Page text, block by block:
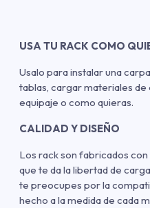
USA TU RACK COMO
Usalo para instalar una
tablas, cargar materiales
equipaje o como quieras.
CALIDAD Y DISEÑO
Los rack son fabricados
que te da la libertad de
te preocupes por la
hecho a la medida de cada